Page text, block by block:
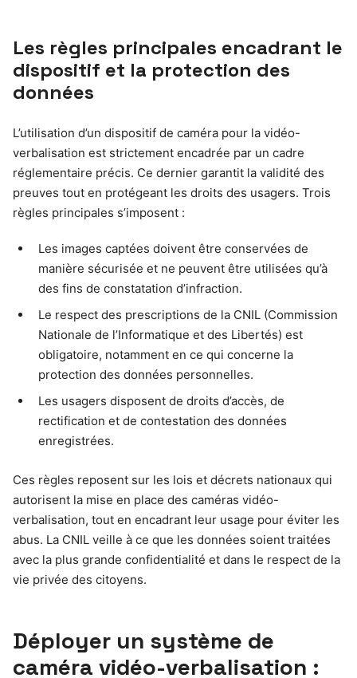
Les règles principales encadrant le
dispositif et la protection des
données
L’utilisation d’un dispositif de caméra pour la vidéo-
verbalisation est strictement encadrée par un cadre
réglementaire précis. Ce dernier garantit la validité des
preuves tout en protégeant les droits des usagers. Trois
règles principales s’imposent :
Les images captées doivent être conservées de
manière sécurisée et ne peuvent être utilisées qu’à
des fins de constatation d’infraction.
Le respect des prescriptions de la CNIL (Commission
Nationale de l’Informatique et des Libertés) est
obligatoire, notamment en ce qui concerne la
protection des données personnelles.
Les usagers disposent de droits d’accès, de
rectification et de contestation des données
enregistrées.
Ces règles reposent sur les lois et décrets nationaux qui
autorisent la mise en place des caméras vidéo-
verbalisation, tout en encadrant leur usage pour éviter les
abus. La CNIL veille à ce que les données soient traitées
avec la plus grande confidentialité et dans le respect de la
vie privée des citoyens.
Déployer un système de
caméra vidéo-verbalisation :